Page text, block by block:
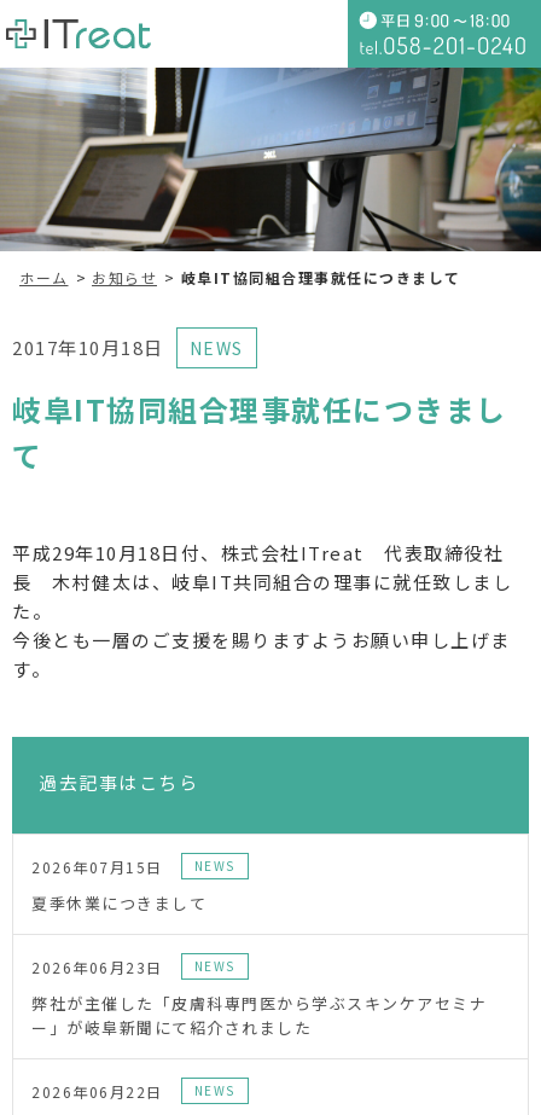
ホーム お知らせ 岐阜IT協同組合理事就任につきまして
2017年10月18日 NEWS
岐阜IT協同組合理事就任につきまし
て
平成29年10月18日付、株式会社ITreat 代表取締役社
長 木村健太は、岐阜IT共同組合の理事に就任致しまし
た。
今後とも一層のご支援を賜りますようお願い申し上げま
す。
過去記事はこちら
2026年07月15日 NEWS
夏季休業につきまして
2026年06月23日 NEWS
弊社が主催した「皮膚科専門医から学ぶスキンケアセミナ
ー」が岐阜新聞にて紹介されました
2026年06月22日 NEWS